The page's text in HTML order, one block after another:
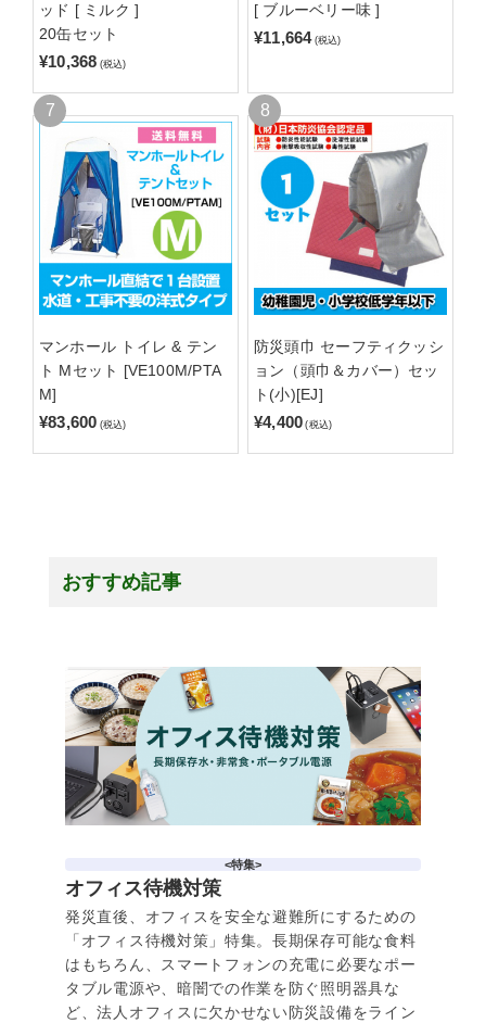
ッド [ ミルク ]
20缶セット
¥10,368 (税込)
[ ブルーベリー味 ]
¥11,664 (税込)
マンホール トイレ & テン
ト Mセット [VE100M/PTA
M]
¥83,600 (税込)
防災頭巾 セーフティクッシ
ョン（頭巾＆カバー）セッ
ト(小)[EJ]
¥4,400 (税込)
おすすめ記事
<特集>
オフィス待機対策
発災直後、オフィスを安全な避難所にするための
「オフィス待機対策」特集。長期保存可能な食料
はもちろん、スマートフォンの充電に必要なポー
タブル電源や、暗闇での作業を防ぐ照明器具な
ど、法人オフィスに欠かせない防災設備をライン